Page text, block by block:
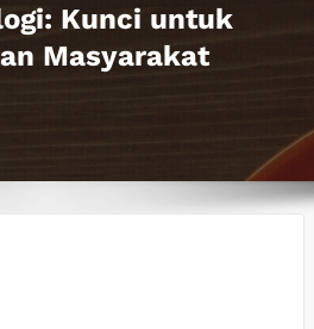
Kunci untuk
Masyarakat